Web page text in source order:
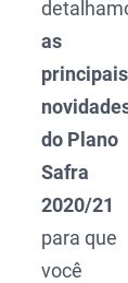
as
principais
do Plano
Safra
2020/21
para que
você